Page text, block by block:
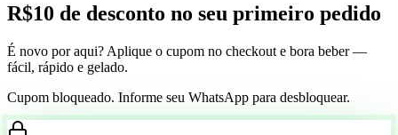
R$10 de desconto no seu primeiro pedido
É novo por aqui? Aplique o cupom no checkout e bora beber —
fácil, rápido e gelado.
Cupom bloqueado. Informe seu WhatsApp para desbloquear.